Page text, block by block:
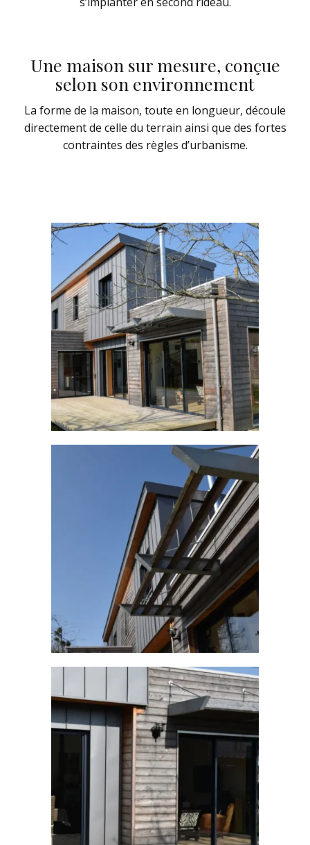
Une maison sur mesure, conçue
selon son environnement
La forme de la maison, toute en longueur, découle
directement de celle du terrain ainsi que des fortes
contraintes des règles d’urbanisme.